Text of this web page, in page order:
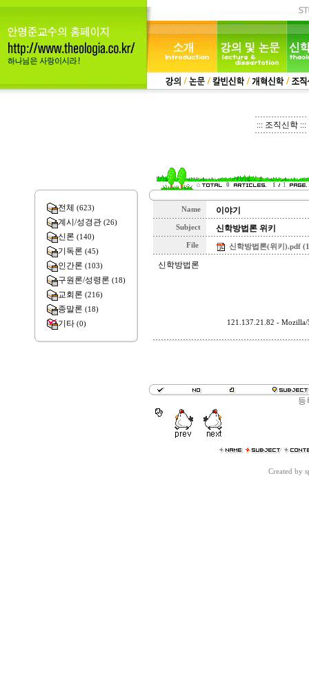
::: 조직신학 :::
0 1 1
전체 (623)
계시/성경관 (26)
신론 (140)
기독론 (45)
인간론 (103)
구원론/성령론 (18)
교회론 (216)
종말론 (18)
기타 (0)
Name 이야기
Subject 신학방법론 위키
File 신학방법론(위키).pdf
신학방법론
121.137.21.82 -
등
Created by